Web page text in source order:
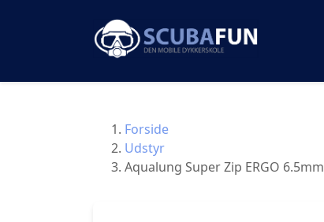
Forside
Udstyr
Aqualung Super Zip ERGO 6.5mm